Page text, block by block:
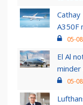
A350F
05-
El Al
05-